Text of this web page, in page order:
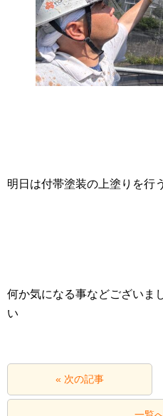
明日は付帯塗装の上塗りを行
何か気になる事などございま
い
« 次の記事